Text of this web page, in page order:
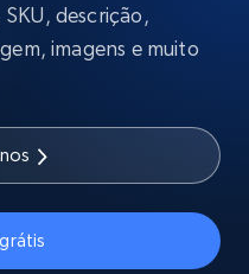
descrição,
imagens e muito